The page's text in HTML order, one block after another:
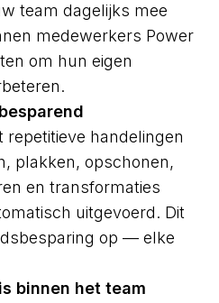
team dagelijks mee
medewerkers Power
om hun eigen
repetitieve handelingen
plakken, opschonen,
en transformaties
uitgevoerd. Dit
op — elke
binnen het team